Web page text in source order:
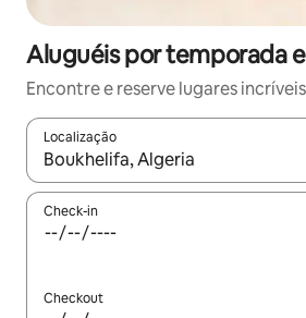
Aluguéis por temporada
Encontre e reserve lugares
Localização
Quando os resultados estiverem
Check-in
Checkout